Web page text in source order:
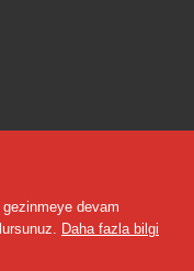
gezinmeye devam
Daha fazla bilgi